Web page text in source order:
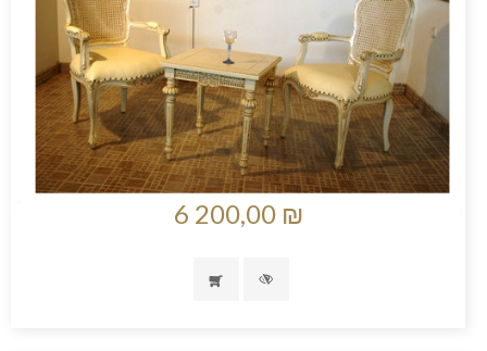
6 200,00 ₪